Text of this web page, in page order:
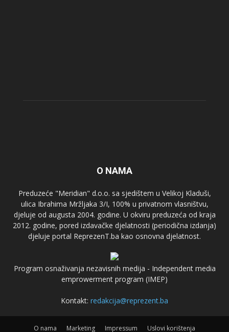
O NAMA
Preduzeće "Meridian" d.o.o. sa sjedištem u Velikoj Kladuši,
ulica Ibrahima Mržljaka 3/I, 100% u privatnom vlasništvu,
djeluje od augusta 2004. godine. U okviru preduzeća od kraja
2012. godine, pored izdavačke djelatnosti (periodična izdanja)
djeluje portal ReprezenT.ba kao osnovna djelatnost.
Program osnaživanja nezavisnih medija - Independent media
emprowerment program (IMEP)
Kontakt: redakcija@reprezent.ba
O nama Marketing Impressum Uslovi korištenja